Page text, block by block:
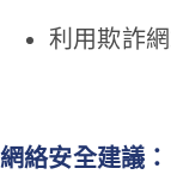
利用欺詐
網絡安全建議：